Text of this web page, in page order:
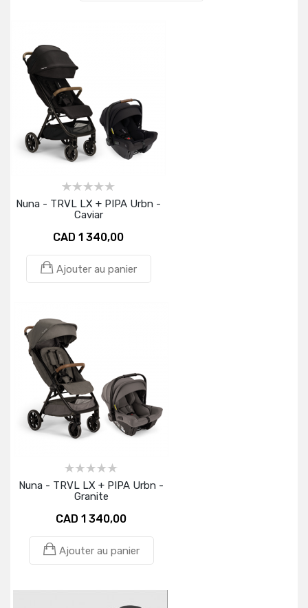
Nuna - TRVL LX + PIPA Urbn -
Caviar
CAD 1 340,00
Ajouter au panier
Nuna - TRVL LX + PIPA Urbn -
Granite
CAD 1 340,00
Ajouter au panier